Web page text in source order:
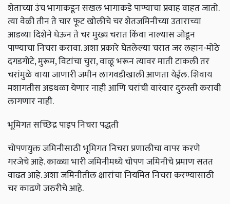
शेताच्या उंच भागाकडून सखल भागाकडे पाण्याचा प्रवाह वाहत जातो.
त्या वेळी तीन ते चार फूट खोलीचे चर शेतजमिनीच्या उताराच्या
आडव्या दिशेने घेऊन ते चर मुख्य चरात किंवा नाल्यास जोडून
पाण्याचा निचरा करावा. अशा प्रकारे घेतलेल्या चरात जर लहान-मोठे
दगडगोटे, मुरूम, विटांचा चुरा, वाळू भरून त्यावर माती टाकली तर
चरांमुळे वाया जाणारी जमीन लागवडीखाली आणता येईल. शिवाय
मशागतीस अडथळा येणार नाही आणि चरांची वारंवार दुरुस्ती करावी
लागणार नाही.
भूमिगत सच्छिद्र पाइप निचरा पद्धती
चोपणयुक्त जमिनीसाठी भूमिगत निचरा प्रणालीचा वापर करणे
गरजेचे आहे. काळ्या भारी जमिनीमध्ये चोपण जमिनीचे प्रमाण सतत
वाढत आहे. अशा जमिनीतील क्षारांचा नियमित निचरा करण्यासाठी
चर काढणे जरुरीचे आहे.